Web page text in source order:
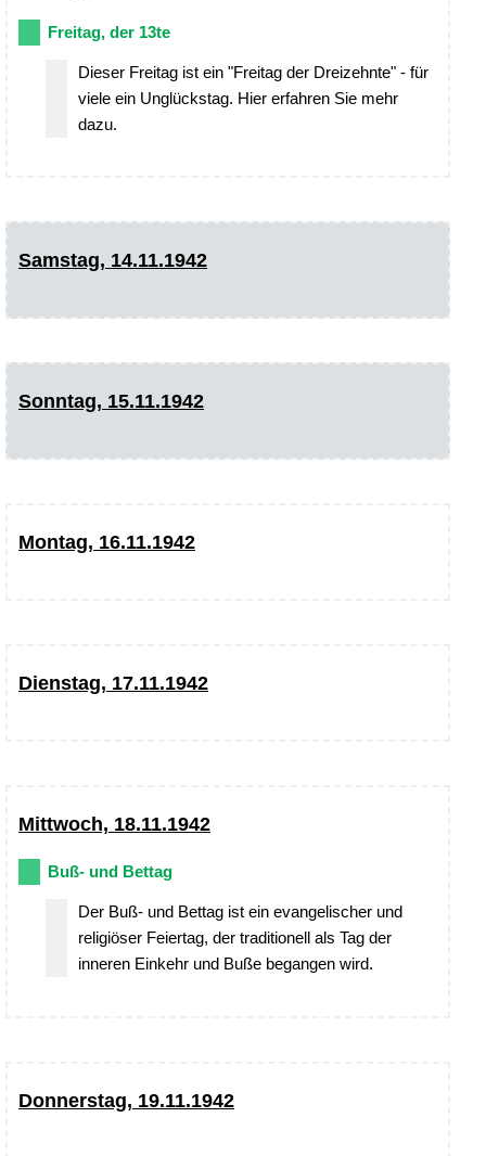
Freitag, der 13te
Dieser Freitag ist ein "Freitag der Dreizehnte" - für
viele ein Unglückstag. Hier erfahren Sie mehr
dazu.
Samstag, 14.11.1942
Sonntag, 15.11.1942
Montag, 16.11.1942
Dienstag, 17.11.1942
Mittwoch, 18.11.1942
Buß- und Bettag
Der Buß- und Bettag ist ein evangelischer und
religiöser Feiertag, der traditionell als Tag der
inneren Einkehr und Buße begangen wird.
Donnerstag, 19.11.1942